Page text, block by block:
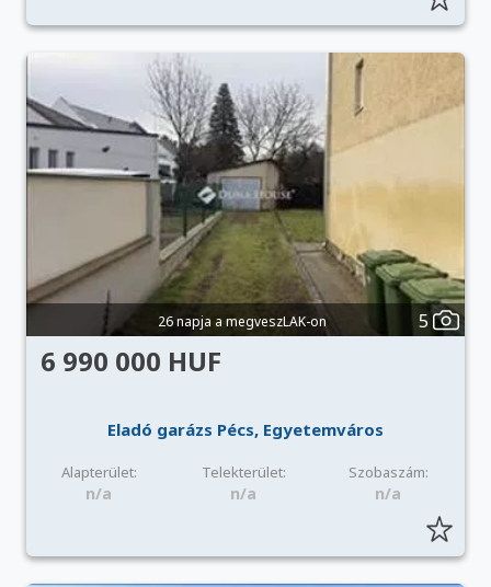
26 napja a megveszLAK-on 5
6 990 000 HUF
Eladó garázs Pécs, Egyetemváros
Alapterület: Telekterület: Szobaszám:
n/a n/a n/a